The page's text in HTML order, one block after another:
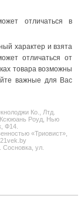
отличаться в
характер и взята
отличаться от
товара возможны
важные для Вас
Ко., Лтд.
Ксююань Роуд, Нью
Ф14.
«Триовист»,
ул.